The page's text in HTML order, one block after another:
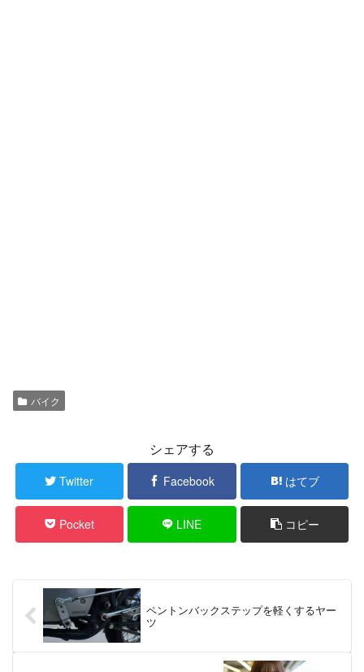
バイク
シェアする
Twitter Facebook はてブ
Pocket LINE コピー
ペントンバックステップを軽くするヤー
ツ